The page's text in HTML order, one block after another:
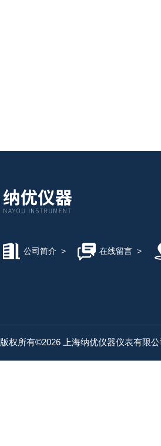
公司简介 > 在线留言>
版权所有©2026 上海纳优仪器仪表有限